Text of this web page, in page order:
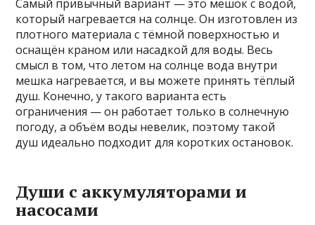
Самый привычный вариант — это мешок с водой,
который нагревается на солнце. Он изготовлен из
плотного материала с тёмной поверхностью и
оснащён краном или насадкой для воды. Весь
смысл в том, что летом на солнце вода внутри
мешка нагревается, и вы можете принять тёплый
душ. Конечно, у такого варианта есть
ограничения — он работает только в солнечную
погоду, а объём воды невелик, поэтому такой
душ идеально подходит для коротких остановок.
Души с аккумуляторами и
насосами